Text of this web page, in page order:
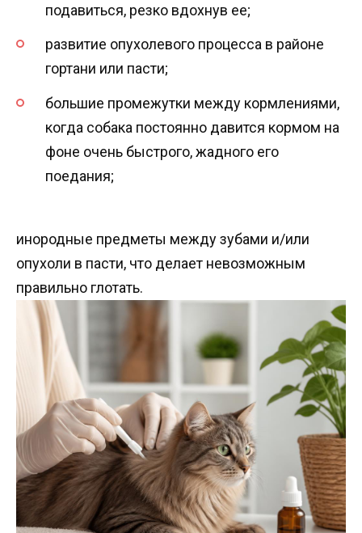
подавиться, резко вдохнув ее;
развитие опухолевого процесса в районе
гортани или пасти;
большие промежутки между кормлениями,
когда собака постоянно давится кормом на
фоне очень быстрого, жадного его
поедания;
инородные предметы между зубами и/или
опухоли в пасти, что делает невозможным
правильно глотать.